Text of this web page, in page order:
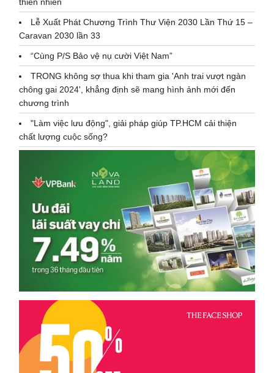
Lễ Xuất Phát Chương Trình Thư Viện 2030 Lần Thứ 15 –
Caravan 2030 lần 33
“Cùng P/S Bảo vệ nụ cười Việt Nam”
TRONG không sợ thua khi tham gia 'Anh trai vượt ngàn
chông gai 2024', khẳng định sẽ mang hình ảnh mới đến
chương trình
"Làm việc lưu động", giải pháp giúp TP.HCM cải thiện
chất lượng cuộc sống?